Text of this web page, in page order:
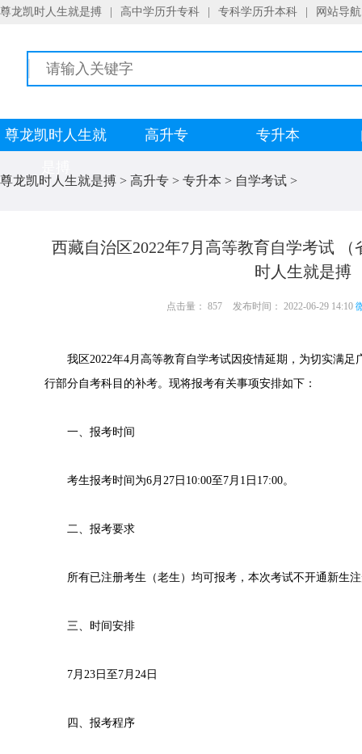
尊龙凯时人生就是搏 高中学历升专科 专科学历升本科 网站导航
尊龙凯时人生就
高升专 专升本
尊龙凯时人生就是搏 > 高升专 > 专升本 > 自学考试 >
西藏自治区2022年7月高等教育自学考试
时人生就是搏
点击量： 857 发布时间： 2022-06-29 14:10
我区2022年4月高等教育自学考试因疫情延期，为切实满足
行部分自考科目的补考。现将报考有关事项安排如下：
一、报考时间
考生报考时间为6月27日10:00至7月1日17:00。
二、报考要求
所有已注册考生（老生）均可报考，本次考试不开通新生注
三、时间安排
7月23日至7月24日
四、报考程序